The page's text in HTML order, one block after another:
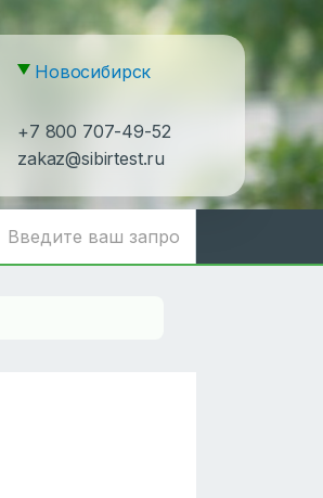
Новосибирск
+7 800 707-49-52
zakaz@sibirtest.ru